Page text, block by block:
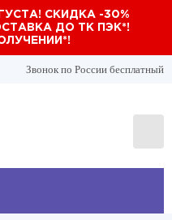
СКИДКА -30%
ДО ТК ПЭК*!
Звонок по России бесплатный